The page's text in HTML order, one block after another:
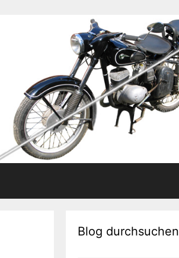
Blog durchsuchen